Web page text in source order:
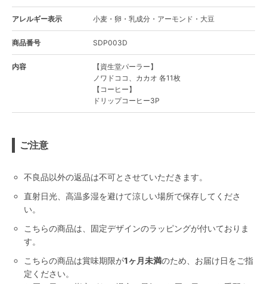
アレルギー表示 小麦・卵・乳成分・アーモンド・大豆
商品番号 SDP003D
内容
【資生堂パーラー】
ノワドココ、カカオ 各11枚
【コーヒー】
ドリップコーヒー3P
ご注意
不良品以外の返品は不可とさせていただきます。
直射日光、高温多湿を避けて涼しい場所で保存してくださ
い。
こちらの商品は、固定デザインのラッピングが付いておりま
す。
こちらの商品は賞味期限が1ヶ月未満のため、お届け日をご指
定ください。